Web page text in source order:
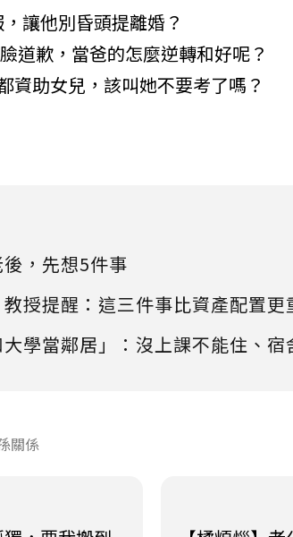
讓他別昏頭提離婚？
道歉，當爸的怎麼逆轉和好呢？
資助女兒，該叫她不要考了嗎？
，先想5件事
授提醒：這三件事比資產配置更
學當鄰居」：沒上課不能住、宿
關係